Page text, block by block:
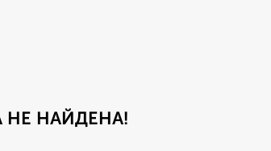
НЕ НАЙДЕНА!